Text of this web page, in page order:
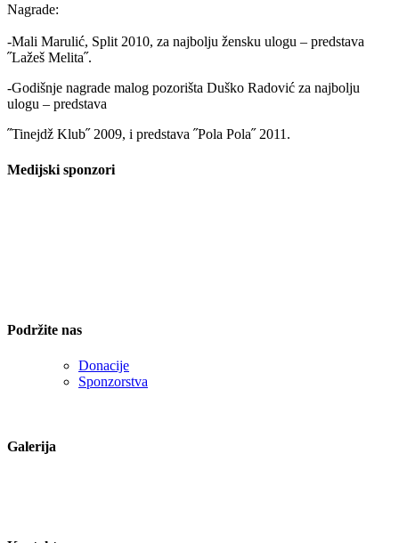
Nagrade:
-Mali Marulić, Split 2010, za najbolju žensku ulogu – predstava
˝Lažeš Melita˝.
-Godišnje nagrade malog pozorišta Duško Radović za najbolju
ulogu – predstava
˝Tinejdž Klub˝ 2009, i predstava ˝Pola Pola˝ 2011.
Medijski sponzori
Podržite nas
Donacije
Sponzorstva
Galerija